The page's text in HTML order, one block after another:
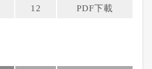
12 PDF下載